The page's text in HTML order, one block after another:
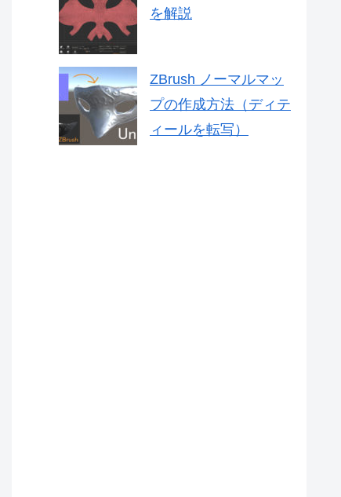
を解説
ZBrush ノーマルマッ
プの作成方法（ディテ
ィールを転写）